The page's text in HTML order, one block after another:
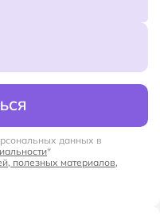
данных в
*
полезных материалов,